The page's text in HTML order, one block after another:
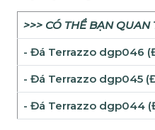
>>> CÓ THỂ BẠN QUAN
- Đá Terrazzo dgp046
- Đá Terrazzo dgp045
- Đá Terrazzo dgp044